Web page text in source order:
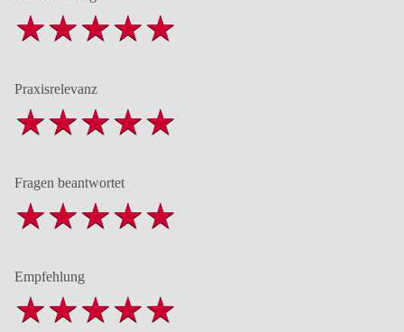
Praxisrelevanz
Fragen beantwortet
Empfehlung